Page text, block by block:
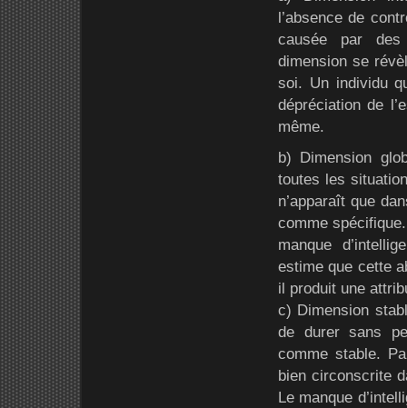
l’absence de
causée par des
dimension se
soi. Un individu
dépréciation de
même.
b) Dimension
toutes les
n’apparaît que
comme
manque
estime que cette
il produit une
c) Dimension
de durer sans
comme stable.
bien circonscrite
Le manque